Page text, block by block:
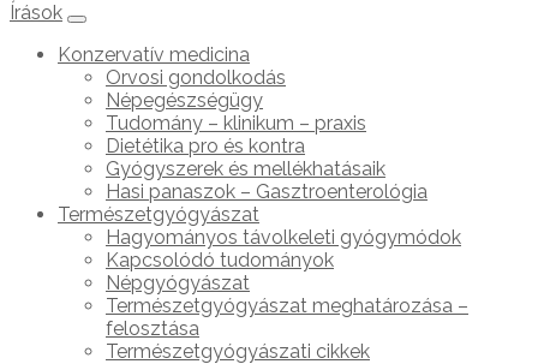
Írások
Konzervatív medicina
Orvosi gondolkodás
Népegészségügy
Tudomány – klinikum – praxis
Dietétika pro és kontra
Gyógyszerek és mellékhatásaik
Hasi panaszok – Gasztroenterológia
Természetgyógyászat
Hagyományos távolkeleti gyógymódok
Kapcsolódó tudományok
Népgyógyászat
Természetgyógyászat meghatározása –
felosztása
Természetgyógyászati cikkek